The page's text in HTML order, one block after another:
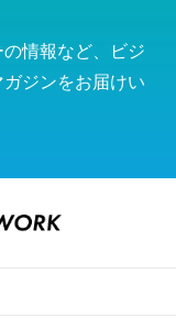
情報など、ビジ
ジンをお届けい